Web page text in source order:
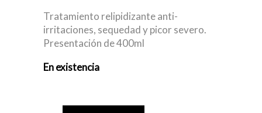
Tratamiento relipidizante anti-
irritaciones, sequedad y picor severo.
Presentación de 400ml
En existencia